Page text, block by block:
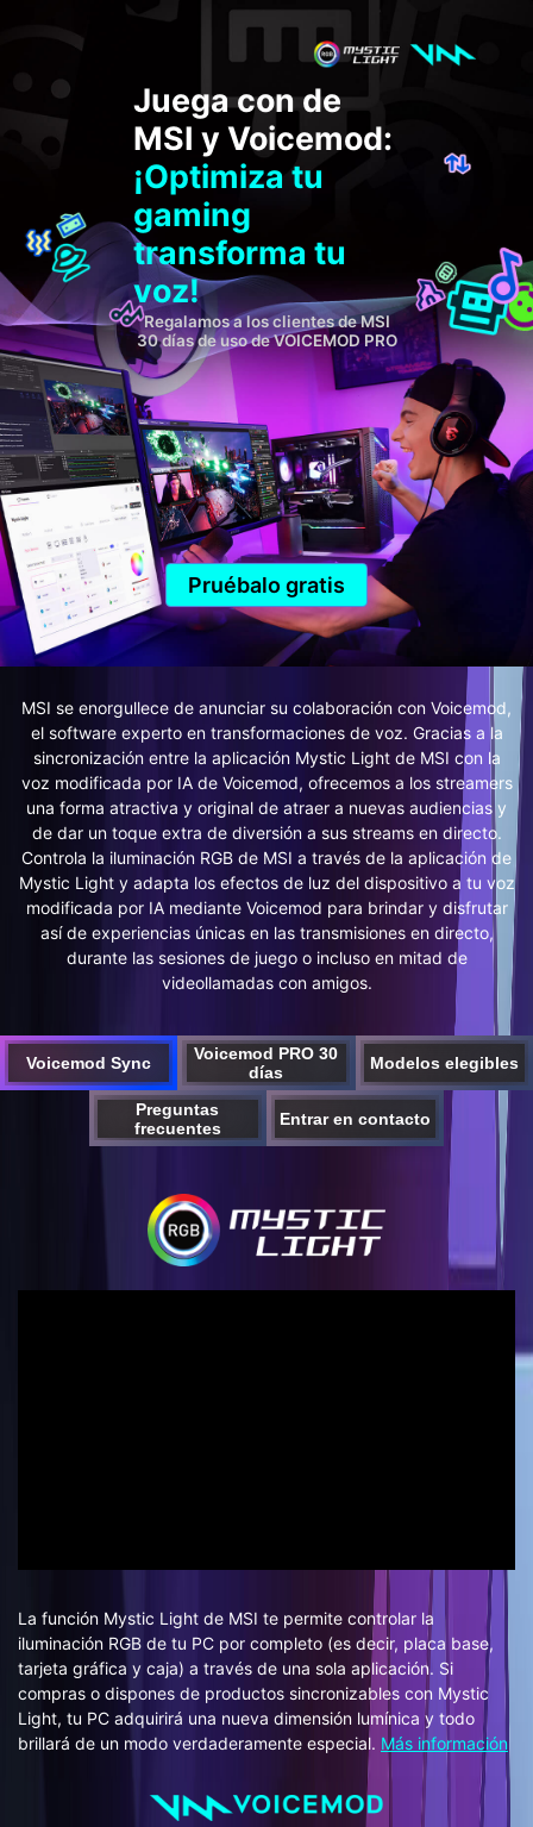
Juega con de
MSI y Voicemod:
¡Optimiza tu
gaming
transforma tu
voz!
Regalamos a los clientes de MSI
30 días de uso de VOICEMOD PRO
Pruébalo gratis
MSI se enorgullece de anunciar su colaboración con Voicemod,
el software experto en transformaciones de voz. Gracias a la
sincronización entre la aplicación Mystic Light de MSI con la
voz modificada por IA de Voicemod, ofrecemos a los streamers
una forma atractiva y original de atraer a nuevas audiencias y
de dar un toque extra de diversión a sus streams en directo.
Controla la iluminación RGB de MSI a través de la aplicación de
Mystic Light y adapta los efectos de luz del dispositivo a tu voz
modificada por IA mediante Voicemod para brindar y disfrutar
así de experiencias únicas en las transmisiones en directo,
durante las sesiones de juego o incluso en mitad de
videollamadas con amigos.
Voicemod Sync
Voicemod PRO 30
días
Modelos elegibles
Preguntas
frecuentes
Entrar en contacto
La función Mystic Light de MSI te permite controlar la
iluminación RGB de tu PC por completo (es decir, placa base,
tarjeta gráfica y caja) a través de una sola aplicación. Si
compras o dispones de productos sincronizables con Mystic
Light, tu PC adquirirá una nueva dimensión lumínica y todo
brillará de un modo verdaderamente especial. Más información